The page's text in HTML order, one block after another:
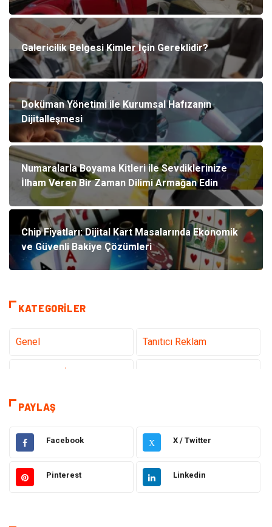
Galericilik Belgesi Kimler İçin Gereklidir?
Doküman Yönetimi ile Kurumsal Hafızanın
Dijitalleşmesi
Numaralarla Boyama Kitleri ile Sevdiklerinize
İlham Veren Bir Zaman Dilimi Armağan Edin
Chip Fiyatları: Dijital Kart Masalarında Ekonomik
ve Güvenli Bakiye Çözümleri
KATEGORILER
Genel Tanıtıcı Reklam
teknoloji
Hukuk Giyim
Elektronik Makine
PAYLAŞ
Facebook X X / Twitter
Pinterest Linkedin